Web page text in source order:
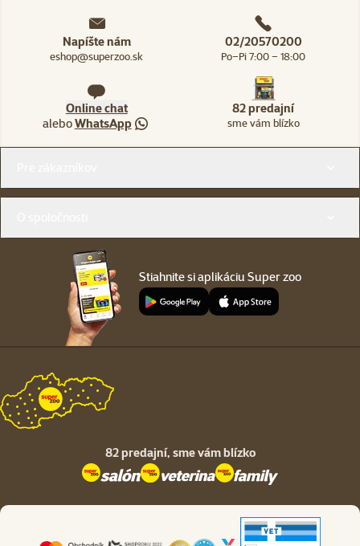
Napíšte nám
eshop@superzoo.sk
02/20570200
Po–Pi 7:00 – 18:00
Online chat
aleboWhatsApp
82 predajní
sme vám blízko
Stiahnite si aplikáciu Super zoo
82 predajní, sme vám blízko